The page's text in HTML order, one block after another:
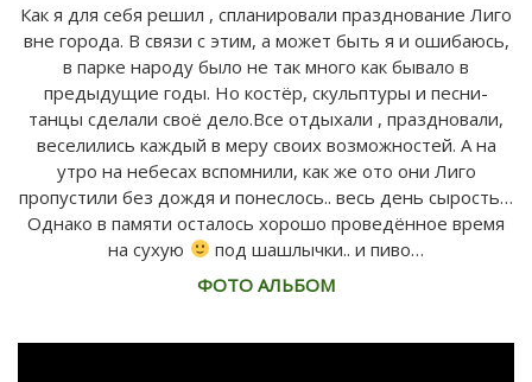
Как я для себя решил , спланировали празднование Лиго
вне города. В связи с этим, а может быть я и ошибаюсь,
в парке народу было не так много как бывало в
предыдущие годы. Но костёр, скульптуры и песни-
танцы сделали своё дело.Все отдыхали , праздновали,
веселились каждый в меру своих возможностей. А на
утро на небесах вспомнили, как же ото они Лиго
пропустили без дождя и понеслось.. весь день сырость…
Однако в памяти осталось хорошо проведённое время
на сухую
под шашлычки.. и пиво…
ФОТО АЛЬБОМ